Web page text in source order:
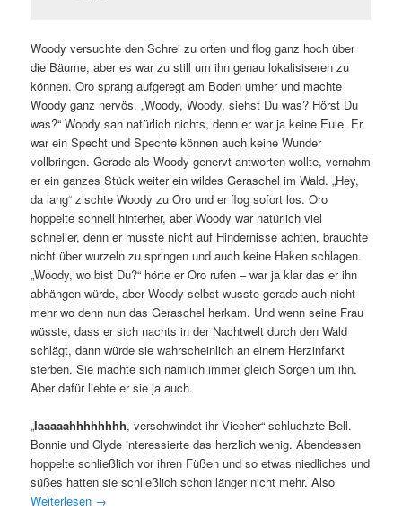
Woody versuchte den Schrei zu orten und flog ganz hoch über
die Bäume, aber es war zu still um ihn genau lokalisiseren zu
können. Oro sprang aufgeregt am Boden umher und machte
Woody ganz nervös. „Woody, Woody, siehst Du was? Hörst Du
was?“ Woody sah natürlich nichts, denn er war ja keine Eule. Er
war ein Specht und Spechte können auch keine Wunder
vollbringen. Gerade als Woody genervt antworten wollte, vernahm
er ein ganzes Stück weiter ein wildes Geraschel im Wald. „Hey,
da lang“ zischte Woody zu Oro und er flog sofort los. Oro
hoppelte schnell hinterher, aber Woody war natürlich viel
schneller, denn er musste nicht auf Hindernisse achten, brauchte
nicht über wurzeln zu springen und auch keine Haken schlagen.
„Woody, wo bist Du?“ hörte er Oro rufen – war ja klar das er ihn
abhängen würde, aber Woody selbst wusste gerade auch nicht
mehr wo denn nun das Geraschel herkam. Und wenn seine Frau
wüsste, dass er sich nachts in der Nachtwelt durch den Wald
schlägt, dann würde sie wahrscheinlich an einem Herzinfarkt
sterben. Sie machte sich nämlich immer gleich Sorgen um ihn.
Aber dafür liebte er sie ja auch.
„Iaaaaahhhhhhhh, verschwindet ihr Viecher“ schluchzte Bell.
Bonnie und Clyde interessierte das herzlich wenig. Abendessen
hoppelte schließlich vor ihren Füßen und so etwas niedliches und
süßes hatten sie schließlich schon länger nicht mehr. Also
Weiterlesen →